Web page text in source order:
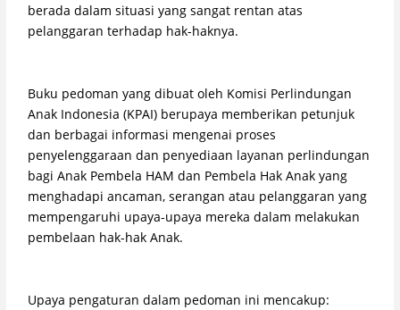
berada dalam situasi yang sangat rentan atas
pelanggaran terhadap hak-haknya.
Buku pedoman yang dibuat oleh Komisi Perlindungan
Anak Indonesia (KPAI) berupaya memberikan petunjuk
dan berbagai informasi mengenai proses
penyelenggaraan dan penyediaan layanan perlindungan
bagi Anak Pembela HAM dan Pembela Hak Anak yang
menghadapi ancaman, serangan atau pelanggaran yang
mempengaruhi upaya-upaya mereka dalam melakukan
pembelaan hak-hak Anak.
Upaya pengaturan dalam pedoman ini mencakup: